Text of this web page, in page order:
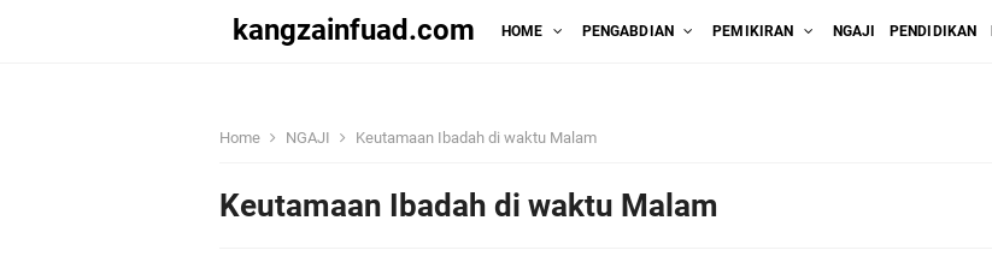
kangzainfuad.com HOME PENGABDIAN PEMIKIRAN NGAJI PENDIDIKAN
Home NGAJI Keutamaan Ibadah di waktu Malam
Keutamaan Ibadah di waktu Malam